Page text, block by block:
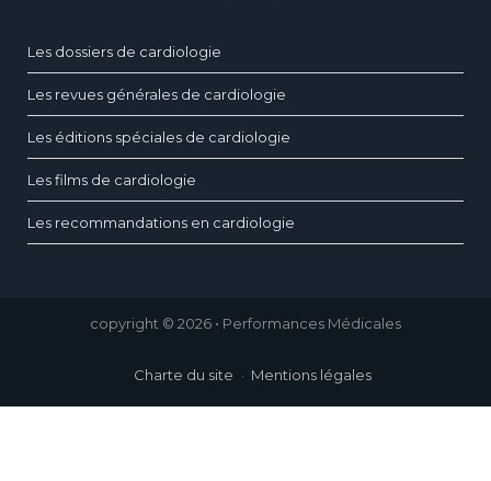
Les dossiers de cardiologie
Les revues générales de cardiologie
Les éditions spéciales de cardiologie
Les films de cardiologie
Les recommandations en cardiologie
copyright © 2026 • Performances Médicales
Charte du site Mentions légales